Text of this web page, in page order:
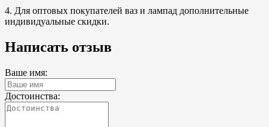
4. Для оптовых покупателей ваз и лампад дополнительные
индивидуальные скидки.
Написать отзыв
Ваше имя:
Достоинства: